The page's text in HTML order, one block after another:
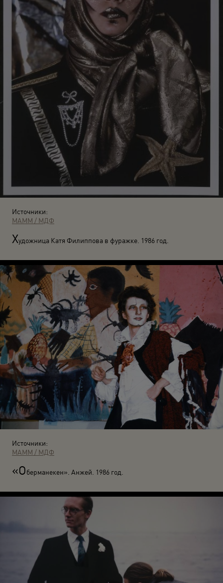
Источники:
МАММ / МДФ
Художница Катя Филиппова в фуражке. 1986 год.
Источники:
МАММ / МДФ
«Оберманекен». Анжей. 1986 год.